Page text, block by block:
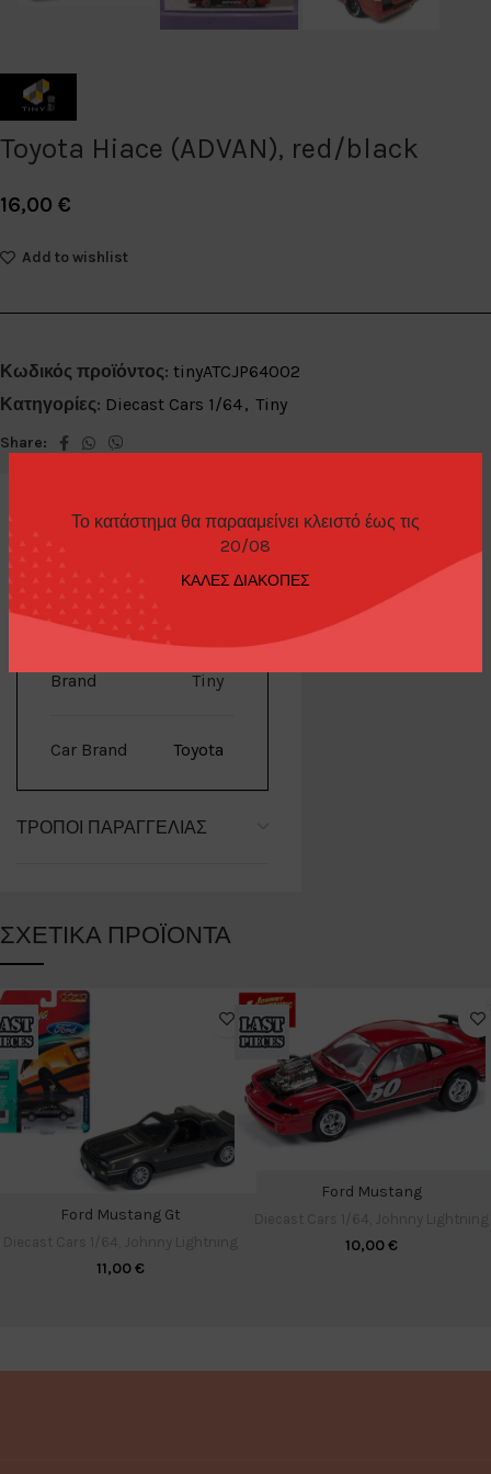
Το κατάστημα θα παρααμείνει κλειστό έως τις
20/08
ΚΑΛΕΣ ΔΙΑΚΟΠΕΣ
Toyota Hiace (ADVAN), red/black
16,00 €
Add to wishlist
Κωδικός προϊόντος: tinyATCJP64002
Κατηγορίες: Diecast Cars 1/64, Tiny
Share:
ΕΠΙΠΛΈΟΝ ΠΛΗΡΟΦΟΡΊΕΣ
Brand Tiny
Car Brand Toyota
ΤΡΌΠΟΙ ΠΑΡΑΓΓΕΛΊΑΣ
ΣΧΕΤΙΚΆ ΠΡΟΪΌΝΤΑ
Ford Mustang Gt
11,00€
Ford Mustang
10,00€